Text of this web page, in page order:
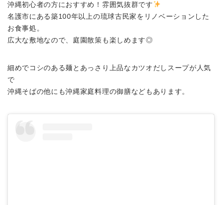
沖縄初心者の方におすすめ！雰囲気抜群です
名護市にある築100年以上の琉球古民家をリノベーションした
お食事処。
広大な敷地なので、庭園散策も楽しめます◎
細めでコシのある麺とあっさり上品なカツオだしスープが人気
で
沖縄そばの他にも沖縄家庭料理の御膳などもあります。